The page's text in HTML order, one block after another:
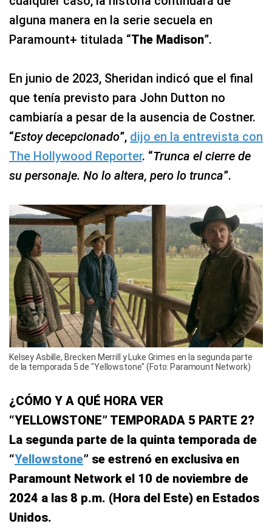
alguna manera en la serie secuela en
Paramount+ titulada “The Madison”.
En junio de 2023, Sheridan indicó que el final
que tenía previsto para John Dutton no
cambiaría a pesar de la ausencia de Costner.
“Estoy decepcionado”, dijo en la entrevista con
The Hollywood Reporter. “Trunca el cierre de
su personaje. No lo altera, pero lo trunca”.
Kelsey Asbille, Brecken Merrill y Luke Grimes en la segunda parte
de la temporada 5 de "Yellowstone" (Foto: Paramount Network)
¿CÓMO Y A QUÉ HORA VER
“YELLOWSTONE” TEMPORADA 5 PARTE 2?
La segunda parte de la quinta temporada de
“Yellowstone” se estrenó en exclusiva en
Paramount Network el 10 de noviembre de
2024 a las 8 p.m. (Hora del Este) en Estados
Unidos.